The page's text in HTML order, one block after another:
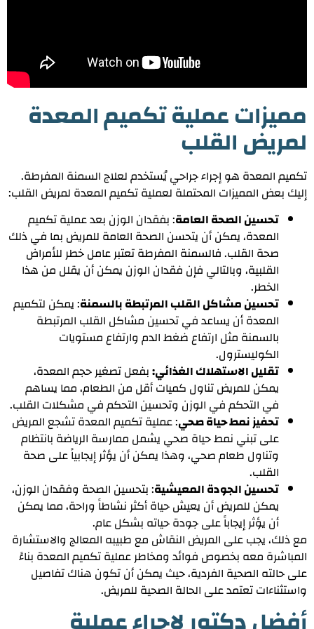
مميزات عملية تكميم المعدة
لمريض القلب
تكميم المعدة هو إجراء جراحي يُستخدم لعلاج السمنة المفرطة.
إليك بعض المميزات المحتملة لعملية تكميم المعدة لمريض القلب:
تحسين الصحة العامة: بفقدان الوزن بعد عملية تكميم
المعدة، يمكن أن يتحسن الصحة العامة للمريض بما في ذلك
صحة القلب. فالسمنة المفرطة تعتبر عامل خطر للأمراض
القلبية، وبالتالي فإن فقدان الوزن يمكن أن يقلل من هذا
الخطر.
تحسين مشاكل القلب المرتبطة بالسمنة: يمكن لتكميم
المعدة أن يساعد في تحسين مشاكل القلب المرتبطة
بالسمنة مثل ارتفاع ضغط الدم وارتفاع مستويات
الكوليسترول.
تقليل الاستهلاك الغذائي:بفعل تصغير حجم المعدة،
يمكن للمريض تناول كميات أقل من الطعام، مما يساهم
في التحكم في الوزن وتحسين التحكم في مشكلات القلب.
تحفيز نمط حياة صحي: عملية تكميم المعدة تشجع المريض
على تبني نمط حياة صحي يشمل ممارسة الرياضة بانتظام
وتناول طعام صحي، وهذا يمكن أن يؤثر إيجابياً على صحة
القلب.
تحسين الجودة المعيشية: بتحسين الصحة وفقدان الوزن،
يمكن للمريض أن يعيش حياة أكثر نشاطاً وراحة، مما يمكن
أن يؤثر إيجاباً على جودة حياته بشكل عام.
مع ذلك، يجب على المريض النقاش مع طبيبه المعالج والاستشارة
المباشرة معه بخصوص فوائد ومخاطر عملية تكميم المعدة بناءً
على حالته الصحية الفردية، حيث يمكن أن تكون هناك تفاصيل
واستثناءات تعتمد على الحالة الصحية للمريض.